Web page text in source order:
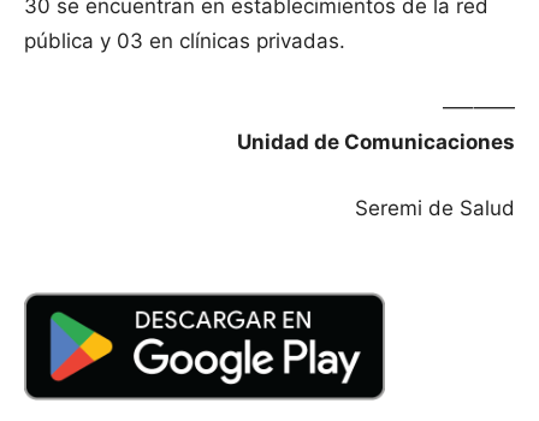
30 se encuentran en establecimientos de la red
pública y 03 en clínicas privadas.
—–——
Unidad de Comunicaciones
Seremi de Salud